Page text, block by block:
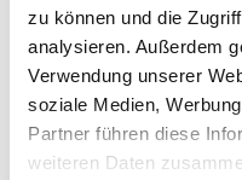
zu können und die
analysieren. Außerdem
Verwendung unserer
soziale Medien,
Partner führen diese
weiteren Daten
Jetzt
Neu!